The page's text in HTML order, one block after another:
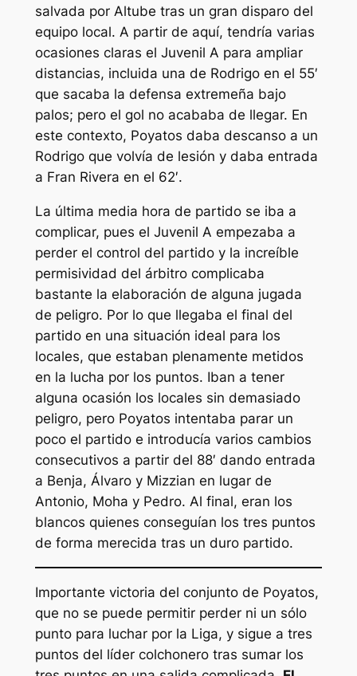
salvada por Altube tras un gran disparo del
equipo local. A partir de aquí, tendría varias
ocasiones claras el Juvenil A para ampliar
distancias, incluida una de Rodrigo en el 55′
que sacaba la defensa extremeña bajo
palos; pero el gol no acababa de llegar. En
este contexto, Poyatos daba descanso a un
Rodrigo que volvía de lesión y daba entrada
a Fran Rivera en el 62′.
La última media hora de partido se iba a
complicar, pues el Juvenil A empezaba a
perder el control del partido y la increíble
permisividad del árbitro complicaba
bastante la elaboración de alguna jugada
de peligro. Por lo que llegaba el final del
partido en una situación ideal para los
locales, que estaban plenamente metidos
en la lucha por los puntos. Iban a tener
alguna ocasión los locales sin demasiado
peligro, pero Poyatos intentaba parar un
poco el partido e introducía varios cambios
consecutivos a partir del 88′ dando entrada
a Benja, Álvaro y Mizzian en lugar de
Antonio, Moha y Pedro. Al final, eran los
blancos quienes conseguían los tres puntos
de forma merecida tras un duro partido.
Importante victoria del conjunto de Poyatos,
que no se puede permitir perder ni un sólo
punto para luchar por la Liga, y sigue a tres
puntos del líder colchonero tras sumar los